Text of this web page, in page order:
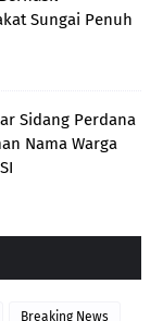
Sungai Penuh
Sidang Perdana
Nama Warga
Breaking News